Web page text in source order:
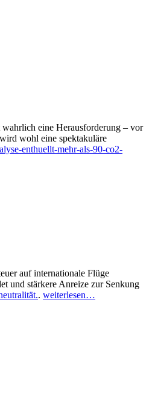
eine Herausforderung – vor
wohl eine spektakuläre
enthuellt-mehr-als-90-co2-
auf internationale Flüge
und stärkere Anreize zur Senkung
. weiterlesen…